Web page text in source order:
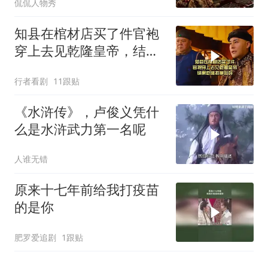
侃侃人物秀
知县在棺材店买了件官袍
穿上去见乾隆皇帝，结果
行者看剧 11跟贴
《水浒传》，卢俊义凭什
么是水浒武力第一名呢
人谁无错
原来十七年前给我打疫苗
的是你
肥罗爱追剧 1跟贴